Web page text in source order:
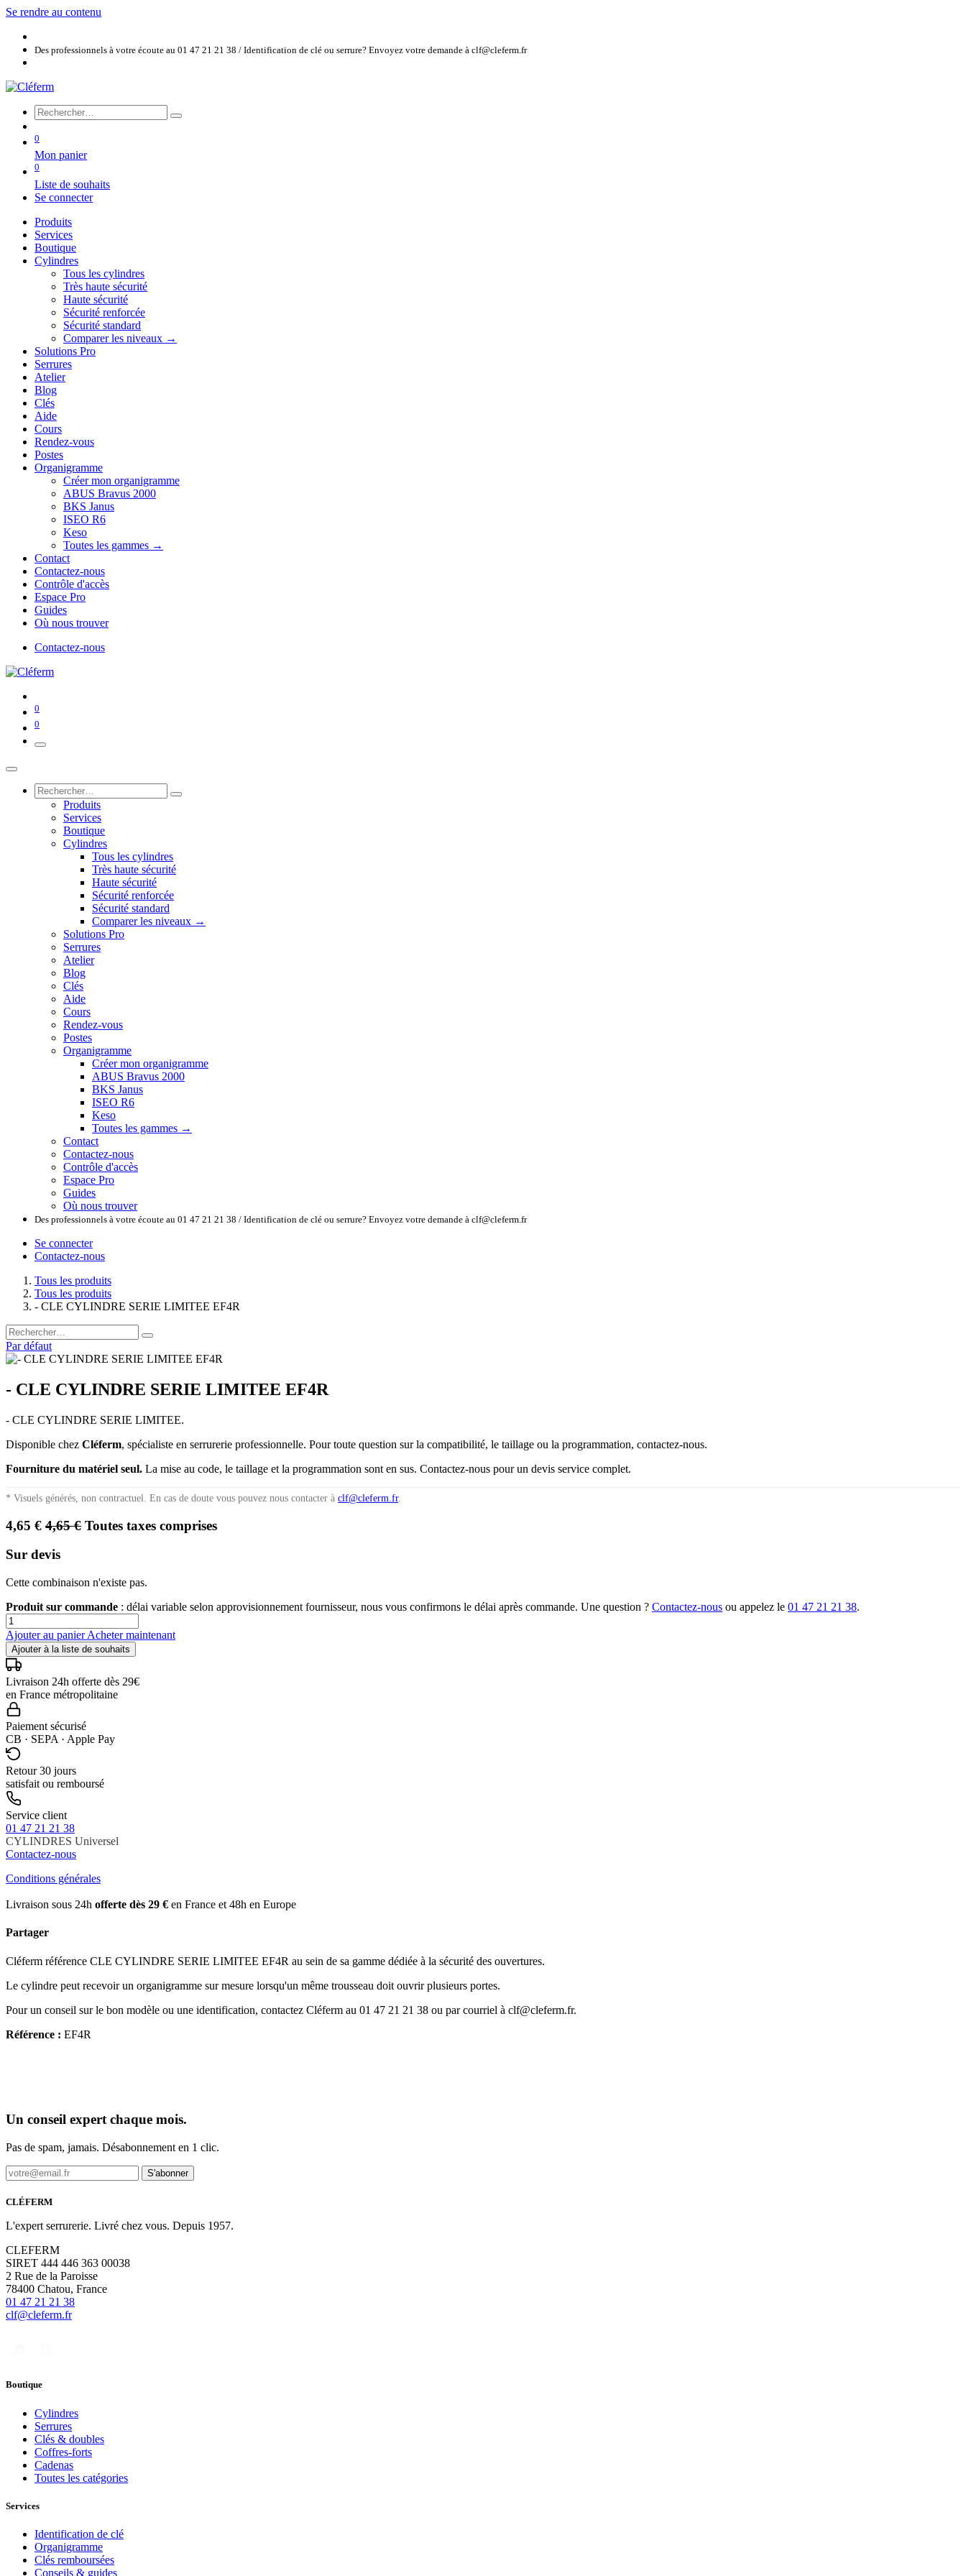
Se rendre au contenu
Des professionnels à votre écoute au 01 47 21 21 38 / Identification de clé ou serrure? Envoyez votre demande à clf@cleferm.fr
0
Mon panier
0
Liste de souhaits
Se connecter
Produits
Services
Boutique
Cylindres
Tous les cylindres
Très haute sécurité
Haute sécurité
Sécurité renforcée
Sécurité standard
Comparer les niveaux →
Solutions Pro
Serrures
Atelier
Blog
Clés
Aide
Cours
Rendez-vous
Postes
Organigramme
Créer mon organigramme
ABUS Bravus 2000
BKS Janus
ISEO R6
Keso
Toutes les gammes →
Contact
Contactez-nous
Contrôle d'accès
Espace Pro
Guides
Où nous trouver
Contactez-nous
0
0
Produits
Services
Boutique
Cylindres
Tous les cylindres
Très haute sécurité
Haute sécurité
Sécurité renforcée
Sécurité standard
Comparer les niveaux →
Solutions Pro
Serrures
Atelier
Blog
Clés
Aide
Cours
Rendez-vous
Postes
Organigramme
Créer mon organigramme
ABUS Bravus 2000
BKS Janus
ISEO R6
Keso
Toutes les gammes →
Contact
Contactez-nous
Contrôle d'accès
Espace Pro
Guides
Où nous trouver
Des professionnels à votre écoute au 01 47 21 21 38 / Identification de clé ou serrure? Envoyez votre demande à clf@cleferm.fr
Se connecter
Contactez-nous
Tous les produits
Tous les produits
- CLE CYLINDRE SERIE LIMITEE EF4R
Par défaut
- CLE CYLINDRE SERIE LIMITEE EF4R
- CLE CYLINDRE SERIE LIMITEE.
Disponible chez Cléferm, spécialiste en serrurerie professionnelle. Pour toute question sur la compatibilité, le taillage ou la programmation, contactez-nous.
Fourniture du matériel seul. La mise au code, le taillage et la programmation sont en sus. Contactez-nous pour un devis service complet.
* Visuels générés, non contractuel. En cas de doute vous pouvez nous contacter à clf@cleferm.fr.
4,65 € 4,65€ Toutes taxes comprises
Sur devis
Cette combinaison n'existe pas.
Produit sur commande : délai variable selon approvisionnement fournisseur, nous vous confirmons le délai après commande. Une question ? Contactez-nous ou appelez le 01 47 21 21 38.
Ajouter au panierAcheter maintenant
Ajouter à la liste de souhaits
Livraison 24h offerte dès 29€
en France métropolitaine
Paiement sécurisé
CB · SEPA · Apple Pay
Retour 30 jours
satisfait ou remboursé
Service client
01 47 21 21 38
CYLINDRES Universel
Contactez-nous
Conditions générales
Livraison sous 24h offerte dès 29 € en France et 48h en Europe
Partager
Cléferm référence CLE CYLINDRE SERIE LIMITEE EF4R au sein de sa gamme dédiée à la sécurité des ouvertures.
Le cylindre peut recevoir un organigramme sur mesure lorsqu'un même trousseau doit ouvrir plusieurs portes.
Pour un conseil sur le bon modèle ou une identification, contactez Cléferm au 01 47 21 21 38 ou par courriel à clf@cleferm.fr.
Référence : EF4R
Un conseil expert chaque mois.
Pas de spam, jamais. Désabonnement en 1 clic.
S'abonner
CLÉFERM
L'expert serrurerie. Livré chez vous. Depuis 1957.
CLEFERM
SIRET 444 446 363 00038
2 Rue de la Paroisse
78400 Chatou, France
01 47 21 21 38
clf@cleferm.fr
Boutique
Cylindres
Serrures
Clés & doubles
Coffres-forts
Cadenas
Toutes les catégories
Services
Identification de clé
Organigramme
Clés remboursées
Conseils & guides